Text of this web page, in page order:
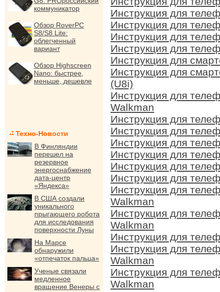
коммуникатор
Обзор RoverPC
S8/S8 Lite:
облегченный
вариант
Обзор Highscreen
Nano: быстрее,
меньше, дешевле
Техно-Новости
В Финляндии
перешел на
резервное
энергоснабжение
дата-центр
«Яндекса»
В США создали
уникального
прыгающего робота
для исследования
поверхности Луны
На Марсе
обнаружили
«отпечаток пальца»
Ученые связали
медленное
вращение Венеры с
Инструкция для
Инструкция для
Инструкция для
Инструкция для
Инструкция для
Инструкция для
(U8i)
Инструкция для
Walkman
Инструкция для
Инструкция для
Инструкция для
Инструкция для
Инструкция для
Инструкция для
Инструкция для
Walkman
Инструкция для
Walkman
Инструкция для
Инструкция для
Walkman
Инструкция для
Walkman